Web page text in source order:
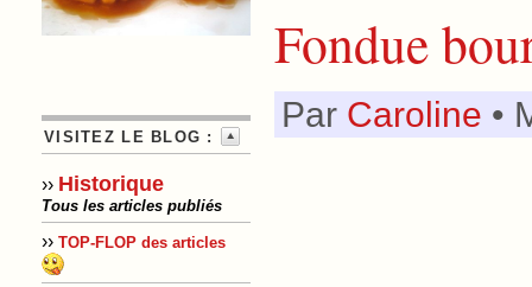
VISITEZ LE BLOG :
›› Historique
Tous les articles publiés
›› TOP-FLOP des articles
Fondue
Par Caroline •